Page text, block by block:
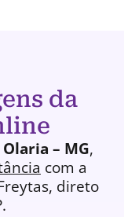
da
Olaria – MG,
com a
direto